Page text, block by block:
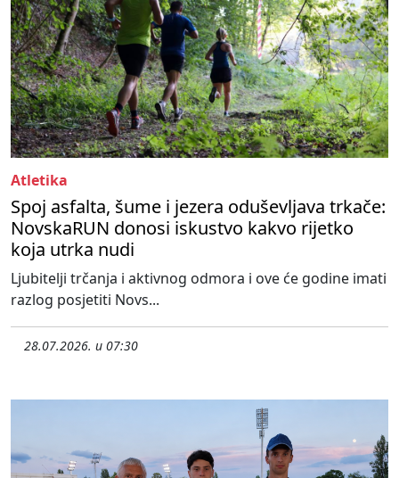
Atletika
Spoj asfalta, šume i jezera oduševljava trkače:
NovskaRUN donosi iskustvo kakvo rijetko
koja utrka nudi
Ljubitelji trčanja i aktivnog odmora i ove će godine imati
razlog posjetiti Novs...
28.07.2026. u 07:30